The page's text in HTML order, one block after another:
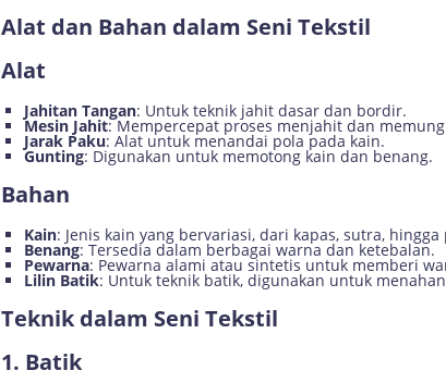
Alat dan Bahan dalam Seni Tekstil
Alat
Jahitan Tangan: Untuk teknik jahit dasar dan bordir.
Mesin Jahit: Mempercepat proses menjahit dan
Jarak Paku: Alat untuk menandai pola pada kain.
Gunting: Digunakan untuk memotong kain dan benang.
Bahan
Kain: Jenis kain yang bervariasi, dari kapas, sutra, hingga
Benang: Tersedia dalam berbagai warna dan ketebalan.
Pewarna: Pewarna alami atau sintetis untuk memberi
Lilin Batik: Untuk teknik batik, digunakan untuk
Teknik dalam Seni Tekstil
1. Batik